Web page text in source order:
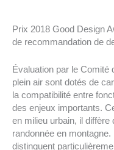
Prix 2018 Good Design
de recommandation de
Évaluation par le Comité
plein air sont dotés de
la compatibilité entre
des enjeux importants.
en milieu urbain, il
randonnée en
distinguent